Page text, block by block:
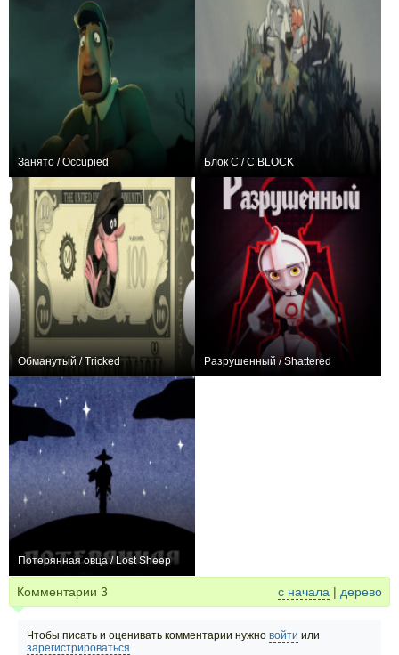
Занято / Occupied Блок C / C BLOCK
Обманутый / Tricked Разрушенный / Shattered
Потерянная овца / Lost Sheep
Комментарии 3 с начала | дерево
Чтобы писать и оценивать комментарии нужно войти или
зарегистрироваться